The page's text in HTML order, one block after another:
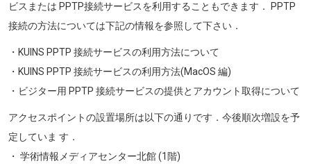
ビスまたは PPTP接続サービスを利用することもできます． PPTP
接続の方法については下記の情報を参照して下さい．
・KUINS PPTP 接続サービスの利用方法について
・KUINS PPTP 接続サービスの利用方法(MacOS 編)
・ビジター用 PPTP 接続サービスの提供とアカウント取得について
アクセスポイントの設置場所は以下の通りです．今後順次増設を予
定していま す．
・ 学術情報メディアセンター北館 (1階)